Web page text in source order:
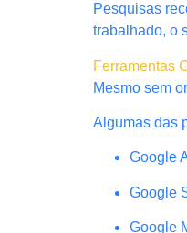
Pesquisas
trabalhado, o
Ferramentas
Mesmo sem
Algumas das
Google
Google
Google